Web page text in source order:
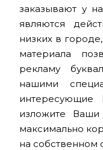
заказывают у
являются
низких в
материала
рекламу
нашими
изложите
максимально
на